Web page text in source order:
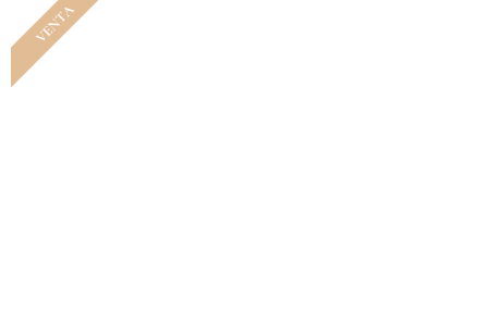
VENTA